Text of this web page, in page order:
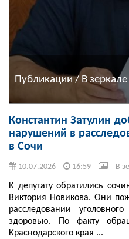
Публикации / В
Константин Затулин
нарушений в
в Сочи
10.07.2026 16:59 В
К депутату обратились
Виктория Новикова. Они
расследовании
здоровью. По факту
Краснодарского края ...